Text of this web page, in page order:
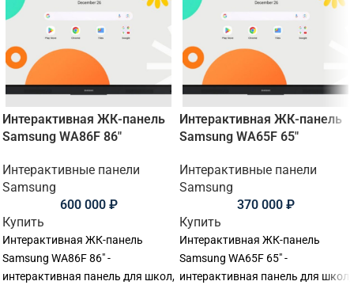
Интерактивная ЖК-панель
Samsung WA86F 86"
Интерактивные панели
Samsung
600 000 ₽
Купить
Интерактивная ЖК-панель
Samsung WA86F 86" -
интерактивная панель для школ,
Интерактивная ЖК-панель
Samsung WA65F 65"
Интерактивные панели
Samsung
370 000 ₽
Купить
Интерактивная ЖК-панель
Samsung WA65F 65" -
интерактивная панель для школ,